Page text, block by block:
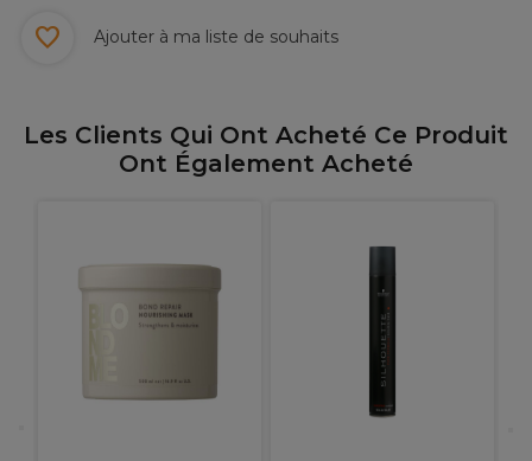
Ajouter à ma liste de souhaits
Les Clients Qui Ont Acheté Ce Produit
Ont Également Acheté